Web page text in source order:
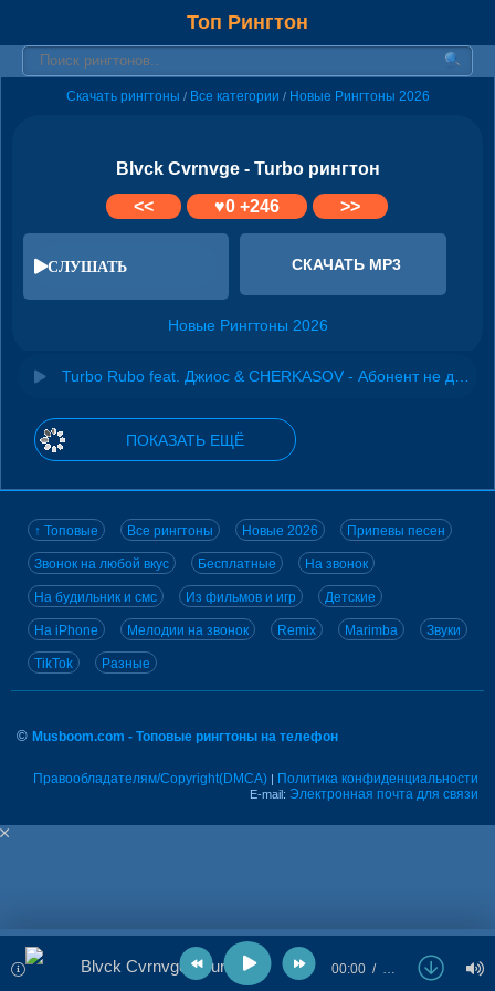
Топ Рингтон
Скачать рингтоны / Все категории / Новые Рингтоны 2026
Blvck Cvrnvge - Turbo рингтон
<<
♥0+246 >>
СЛУШАТЬ СКАЧАТЬ MP3
Новые Рингтоны 2026
ПОКАЗАТЬ ЕЩЁ
↑ Топовые Все рингтоны Новые 2026 Припевы песен
Звонок на любой вкус Бесплатные На звонок
На будильник и смс Из фильмов и игр Детские
На iPhone Мелодии на звонок Remix Marimba Звуки
TikTok Разные
© Musboom.com - Топовые рингтоны на телефон
Правообладателям/Copyright(DMCA) | Политика конфиденциальности
E-mail: Электронная почта для связи
Blvck Cvrnvge - Turbo 00:00 …